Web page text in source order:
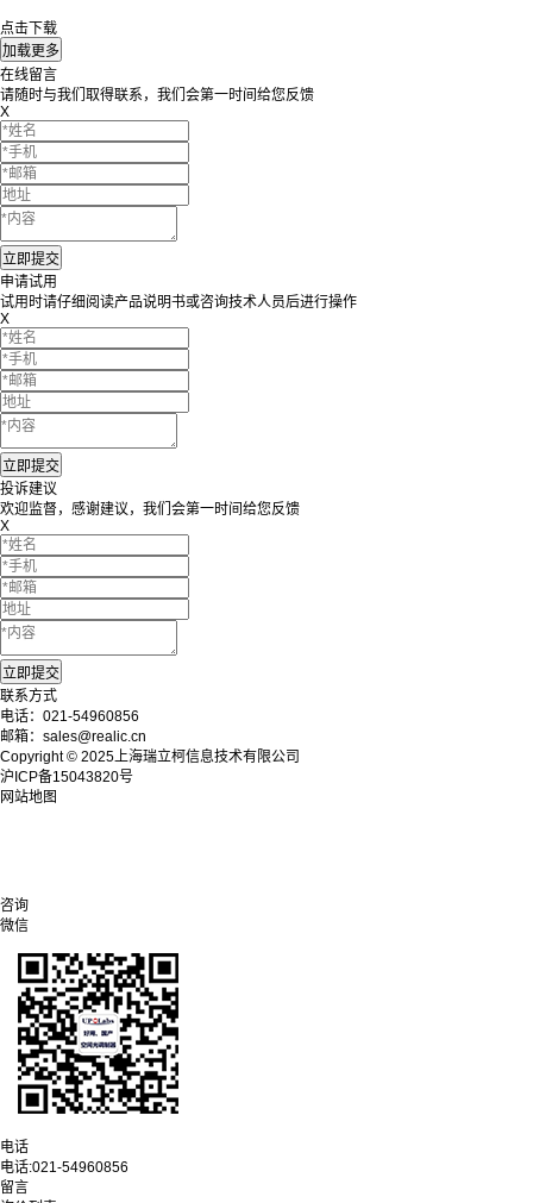
点击下载
在线留言
请随时与我们取得联系，我们会第一时间给您反馈
X
申请试用
试用时请仔细阅读产品说明书或咨询技术人员后进行操作
X
投诉建议
欢迎监督，感谢建议，我们会第一时间给您反馈
X
联系方式
电话：021-54960856
邮箱：sales@realic.cn
Copyright © 2025上海瑞立柯信息技术有限公司
沪ICP备15043820号
网站地图
咨询
微信
电话
电话:021-54960856
留言